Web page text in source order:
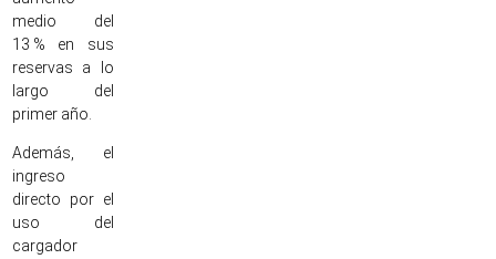
medio del
13 % en sus
reservas a lo
largo del
primer año.
Además, el
ingreso
directo por el
uso del
cargador